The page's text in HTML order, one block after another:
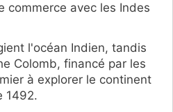
commerce avec les Indes
l'océan Indien, tandis
Colomb, financé par les
à explorer le continent
1492.